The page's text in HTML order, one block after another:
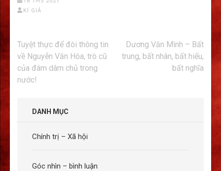
KÍ GIẢ
Điều
hướng
bài
viết
Tuyệt thực để đòi thông tin
về Nguyễn Văn Hóa, trò cũ
của đám dâm chủ trong
nước!
Dương Văn Mình – Bất
trung, bất nhân, bất hiếu,
bất nghĩa
DANH MỤC
Chính trị – Xã hội
Góc nhìn – bình luận